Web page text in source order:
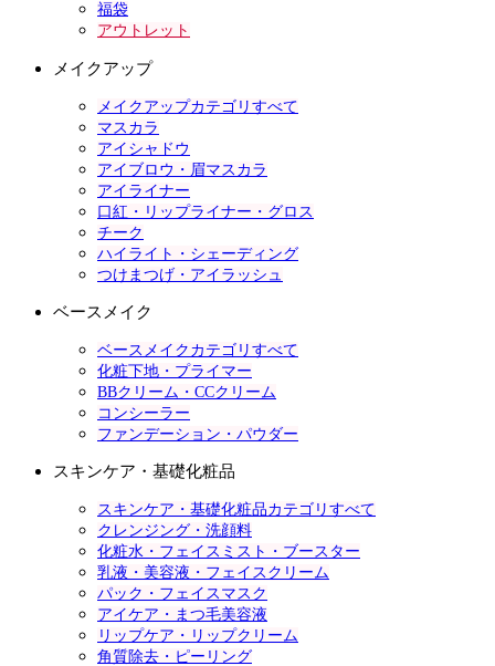
福袋
アウトレット
メイクアップ
メイクアップカテゴリすべて
マスカラ
アイシャドウ
アイブロウ・眉マスカラ
アイライナー
口紅・リップライナー・グロス
チーク
ハイライト・シェーディング
つけまつげ・アイラッシュ
ベースメイク
ベースメイクカテゴリすべて
化粧下地・プライマー
BBクリーム・CCクリーム
コンシーラー
ファンデーション・パウダー
スキンケア・基礎化粧品
スキンケア・基礎化粧品カテゴリすべて
クレンジング・洗顔料
化粧水・フェイスミスト・ブースター
乳液・美容液・フェイスクリーム
パック・フェイスマスク
アイケア・まつ毛美容液
リップケア・リップクリーム
角質除去・ピーリング